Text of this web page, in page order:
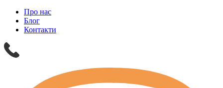
Про нас
Блог
Контакти